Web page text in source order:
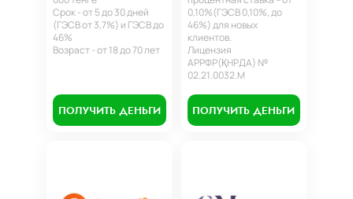
Срок - от 5 до 30 дней
(ГЭСВ от 3,7%) и ГЭСВ до
46%
Возраст - от 18 до 70 лет
ПОЛУЧИТЬ ДЕНЬГИ
0,10%(ГЭСВ 0,10%, до
46%) для новых
клиентов.
Лицензия
АРРФР(ҚНРДА) №
02.21.0032.М
ПОЛУЧИТЬ ДЕНЬГИ